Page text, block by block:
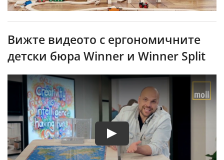
Вижте видеото с ергономичните
детски бюра Winner и Winner Split